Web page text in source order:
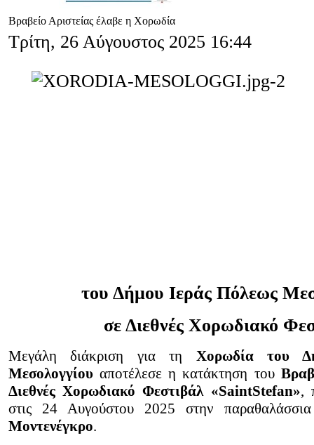
Βραβείο Αριστείας έλαβε η Χορωδία
Τρίτη, 26 Αύγουστος 2025 16:44
του Δήμου Ιεράς Πόλεως
σε Διεθνές Χορωδιακό
Μεγάλη διάκριση για τη Χορωδία του
Μεσολογγίου αποτέλεσε η κατάκτηση του
Διεθνές Χορωδιακό Φεστιβάλ «SaintStefan»,
στις 24 Αυγούστου 2025 στην
Μοντενέγκρο.